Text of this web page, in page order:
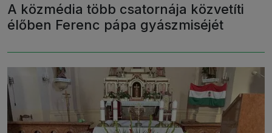
A közmédia több csatornája közvetíti
élőben Ferenc pápa gyászmiséjét